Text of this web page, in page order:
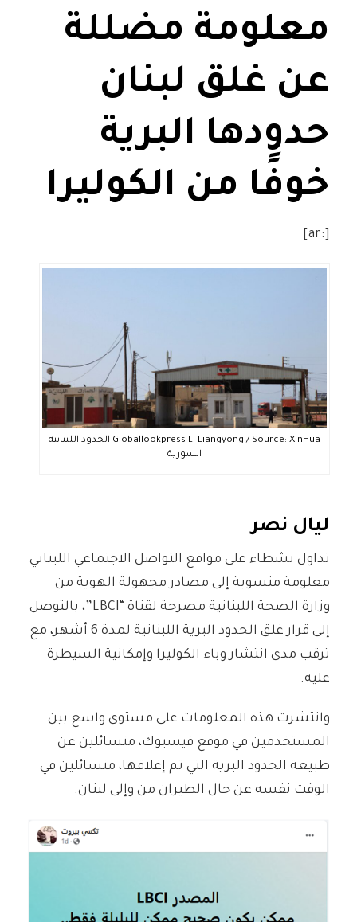
معلومة مضللة
عن غلق لبنان
حدودها البرية
خوفًا من الكوليرا
[:ar]
Globallookpress Li Liangyong / Source: XinHua الحدود اللبنانية
السورية
ليال نصر
تداول نشطاء على مواقع التواصل الاجتماعي اللبناني
معلومة منسوبة إلى مصادر مجهولة الهوية من
وزارة الصحة اللبنانية مصرحة لقناة “LBCI”، بالتوصل
إلى قرار غلق الحدود البرية اللبنانية لمدة 6 أشهر، مع
ترقب مدى انتشار وباء الكوليرا وإمكانية السيطرة
عليه.
وانتشرت هذه المعلومات على مستوى واسع بين
المستخدمين في موقع فيسبوك، متسائلين عن
طبيعة الحدود البرية التي تم إغلاقها، متسائلين في
الوقت نفسه عن حال الطيران من وإلى لبنان.